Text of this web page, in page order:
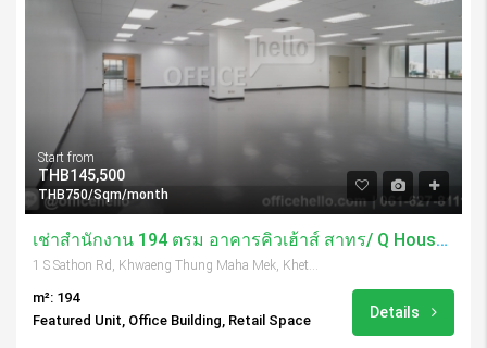
Start from
THB145,500
THB750/Sqm/month
เช่าสำนักงาน 194 ตรม อาคารคิวเฮ้าส์ สาทร/ Q House Sathorn
1 S Sathon Rd, Khwaeng Thung Maha Mek, Khet Sathon, Krung Thep Maha Nakhon 10120, Thailand
m²: 194
Featured Unit, Office Building, Retail Space
Details